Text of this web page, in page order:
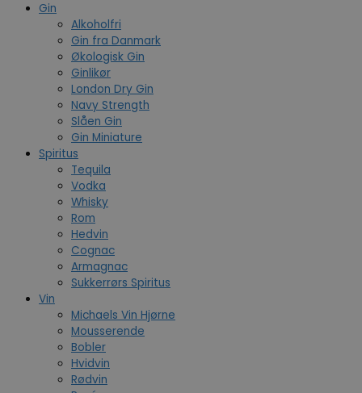
Gin
Alkoholfri
Gin fra Danmark
Økologisk Gin
Ginlikør
London Dry Gin
Navy Strength
Slåen Gin
Gin Miniature
Spiritus
Tequila
Vodka
Whisky
Rom
Hedvin
Cognac
Armagnac
Sukkerrørs Spiritus
Vin
Michaels Vin Hjørne
Mousserende
Bobler
Hvidvin
Rødvin